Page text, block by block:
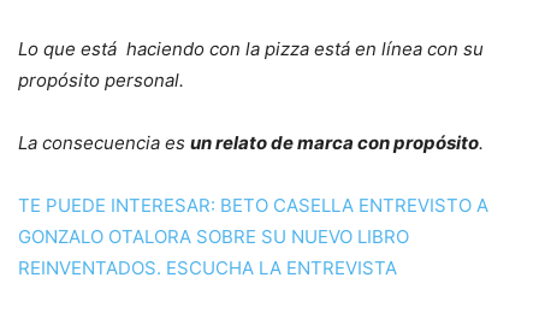
Lo que está haciendo con la pizza está en línea con su
propósito personal.
La consecuencia es un relato de marca con propósito.
TE PUEDE INTERESAR: BETO CASELLA ENTREVISTO A
GONZALO OTALORA SOBRE SU NUEVO LIBRO
REINVENTADOS. ESCUCHA LA ENTREVISTA